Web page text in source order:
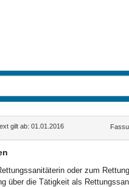
gilt ab: 01.01.2016
oder zum
über die Tätigkeit als